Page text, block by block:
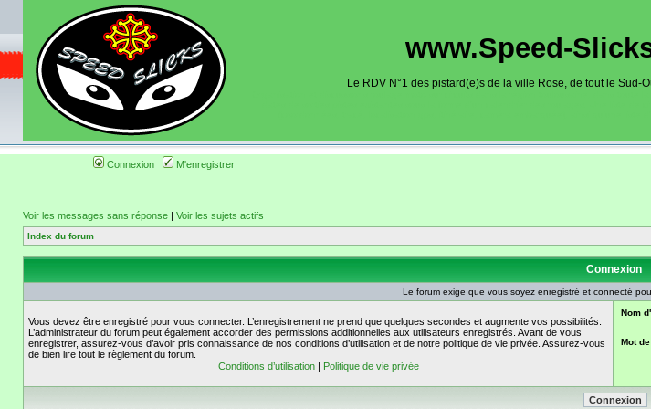
www.Speed-
Le RDV N°1 des pistard(e)s de la ville Rose, de tout le Sud-
Connexion M'enregistrer
Voir les messages sans réponse | Voir les sujets actifs
Index du forum
Connexion
Le forum exige que vous soyez enregistré et connecté
Vous devez être enregistré pour vous connecter. L’enregistrement ne prend que quelques secondes et augmente vos possibilités.
L’administrateur du forum peut également accorder des permissions additionnelles aux utilisateurs enregistrés. Avant de vous
enregistrer, assurez-vous d’avoir pris connaissance de nos conditions d’utilisation et de notre politique de vie privée. Assurez-vous
de bien lire tout le règlement du forum.
Conditions d’utilisation| Politique de vie privée
Nom
Mot